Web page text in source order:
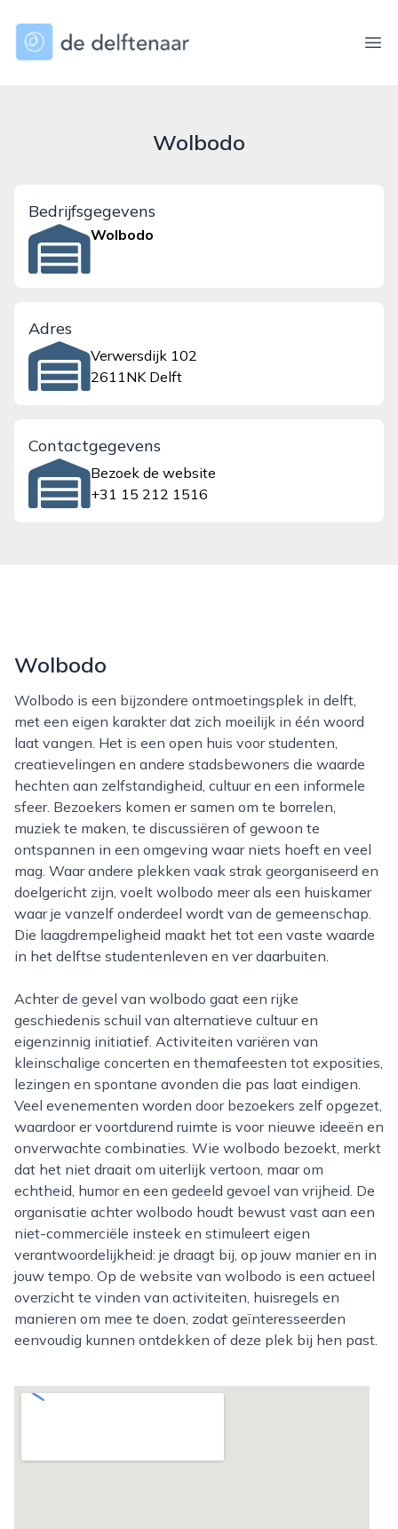
dedelftenaar.nl
Wolbodo
Bedrijfsgegevens
Wolbodo
Adres
Verwersdijk 102
2611NK Delft
Contactgegevens
Bezoek de website
+31 15 212 1516
Wolbodo
Wolbodo is een bijzondere ontmoetingsplek in delft,
met een eigen karakter dat zich moeilijk in één woord
laat vangen. Het is een open huis voor studenten,
creatievelingen en andere stadsbewoners die waarde
hechten aan zelfstandigheid, cultuur en een informele
sfeer. Bezoekers komen er samen om te borrelen,
muziek te maken, te discussiëren of gewoon te
ontspannen in een omgeving waar niets hoeft en veel
mag. Waar andere plekken vaak strak georganiseerd en
doelgericht zijn, voelt wolbodo meer als een huiskamer
waar je vanzelf onderdeel wordt van de gemeenschap.
Die laagdrempeligheid maakt het tot een vaste waarde
in het delftse studentenleven en ver daarbuiten.
Achter de gevel van wolbodo gaat een rijke
geschiedenis schuil van alternatieve cultuur en
eigenzinnig initiatief. Activiteiten variëren van
kleinschalige concerten en themafeesten tot exposities,
lezingen en spontane avonden die pas laat eindigen.
Veel evenementen worden door bezoekers zelf opgezet,
waardoor er voortdurend ruimte is voor nieuwe ideeën en
onverwachte combinaties. Wie wolbodo bezoekt, merkt
dat het niet draait om uiterlijk vertoon, maar om
echtheid, humor en een gedeeld gevoel van vrijheid. De
organisatie achter wolbodo houdt bewust vast aan een
niet-commerciële insteek en stimuleert eigen
verantwoordelijkheid: je draagt bij, op jouw manier en in
jouw tempo. Op de website van wolbodo is een actueel
overzicht te vinden van activiteiten, huisregels en
manieren om mee te doen, zodat geïnteresseerden
eenvoudig kunnen ontdekken of deze plek bij hen past.